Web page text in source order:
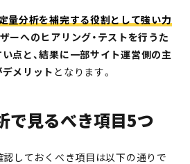
量分析を補完する役割として強い力
ーへのヒアリング・テストを行うた
点と、結果に一部サイト運営側の主
メリット となります。
で見るべき項目5つ
しておくべき項目は以下の通りで